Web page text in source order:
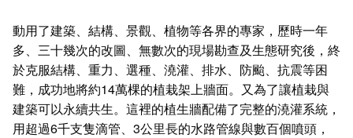
動用了建築、結構、景觀、植物等各界的專家，歷時一年
多、三十幾次的改圖、無數次的現場勘查及生態研究後，終
於克服結構、重力、選種、澆灌、排水、防颱、抗震等困
難，成功地將約14萬棵的植栽架上牆面。又為了讓植栽與
建築可以永續共生。這裡的植生牆配備了完整的澆灌系統，
用超過6千支隻滴管、3公里長的水路管線與數百個噴頭，